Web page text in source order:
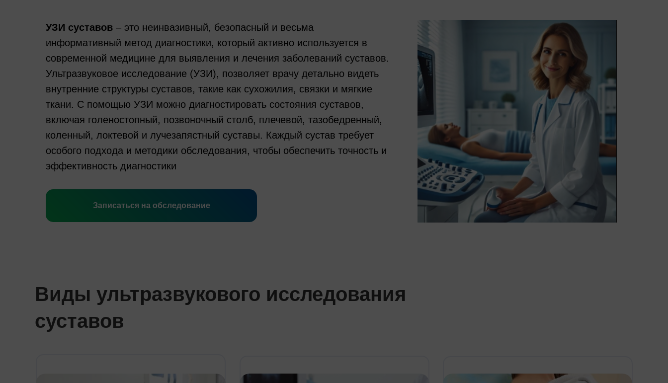
УЗИ суставов – это неинвазивный, безопасный и весьма
информативный метод диагностики, который активно используется в
современной медицине для выявления и лечения заболеваний суставов.
Ультразвуковое исследование (УЗИ), позволяет врачу детально видеть
внутренние структуры суставов, такие как сухожилия, связки и мягкие
ткани. С помощью УЗИ можно диагностировать состояния суставов,
включая голеностопный, позвоночный столб, плечевой, тазобедренный,
коленный, локтевой и лучезапястный суставы. Каждый сустав требует
особого подхода и методики обследования, чтобы обеспечить точность и
эффективность диагностики
Записаться на обследование
Виды ультразвукового исследования
суставов